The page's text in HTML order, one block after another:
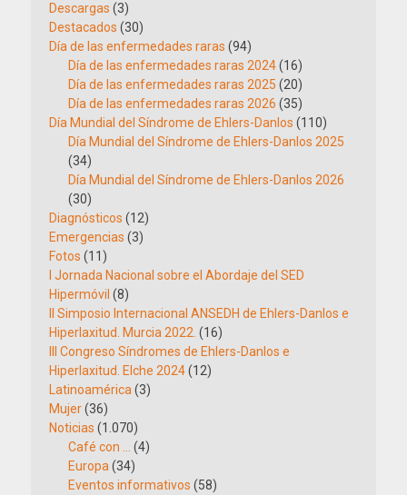
Descargas (3)
Destacados (30)
Día de las enfermedades raras (94)
Día de las enfermedades raras 2024(16)
Día de las enfermedades raras 2025 (20)
Día de las enfermedades raras 2026 (35)
Día Mundial del Síndrome de Ehlers-Danlos (110)
Día Mundial del Síndrome de Ehlers-Danlos 2025
(34)
Día Mundial del Síndrome de Ehlers-Danlos 2026
(30)
Diagnósticos (12)
Emergencias (3)
Fotos (11)
I Jornada Nacional sobre el Abordaje del SED
Hipermóvil (8)
II Simposio Internacional ANSEDH de Ehlers-Danlos e
Hiperlaxitud. Murcia 2022. (16)
III Congreso Síndromes de Ehlers-Danlos e
Hiperlaxitud. Elche 2024(12)
Latinoamérica (3)
Mujer(36)
Noticias (1.070)
Café con …
(4)
Europa (34)
Eventos informativos (58)